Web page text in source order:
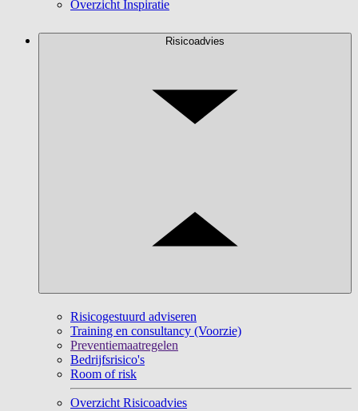
Overzicht Inspiratie
Risicoadvies
Risicogestuurd adviseren
Training en consultancy (Voorzie)
Preventiemaatregelen
Bedrijfsrisico's
Room of risk
Overzicht Risicoadvies